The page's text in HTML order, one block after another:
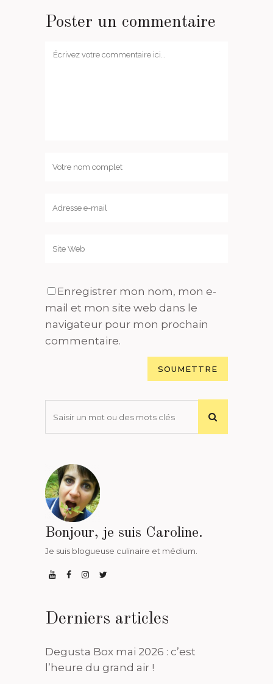
Poster un commentaire
Enregistrer mon nom, mon e-
mail et mon site web dans le
navigateur pour mon prochain
commentaire.
Bonjour, je suis Caroline.
Je suis blogueuse culinaire et médium.
Derniers articles
Degusta Box mai 2026 : c’est
l’heure du grand air !